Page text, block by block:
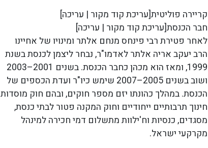
קריירה פוליטית[עריכת קוד מקור | עריכה]
חבר הכנסת[עריכת קוד מקור | עריכה]
לאחר פטירת רבי פינחס מנחם אלתר ומינויו של אחיינו
הרב יעקב אריה אלתר לאדמו"ר, נבחר ליצמן לכנסת בשנת
1999, ומאז הוא מכהן כחבר הכנסת. בשנים 2001–2003
ושוב בשנים 2005–2007 שימש כיו"ר ועדת הכספים של
הכנסת. במהלך כהונתו יזם מספר חוקים, ובהם חוק מוסדות
חינוך תרבותיים ייחודיים וחוק המקנה פטור לבתי כנסת,
מסגדים, כנסיות וח'ילוות מתשלום דמי חכירה למינהל
מקרקעי ישראל.